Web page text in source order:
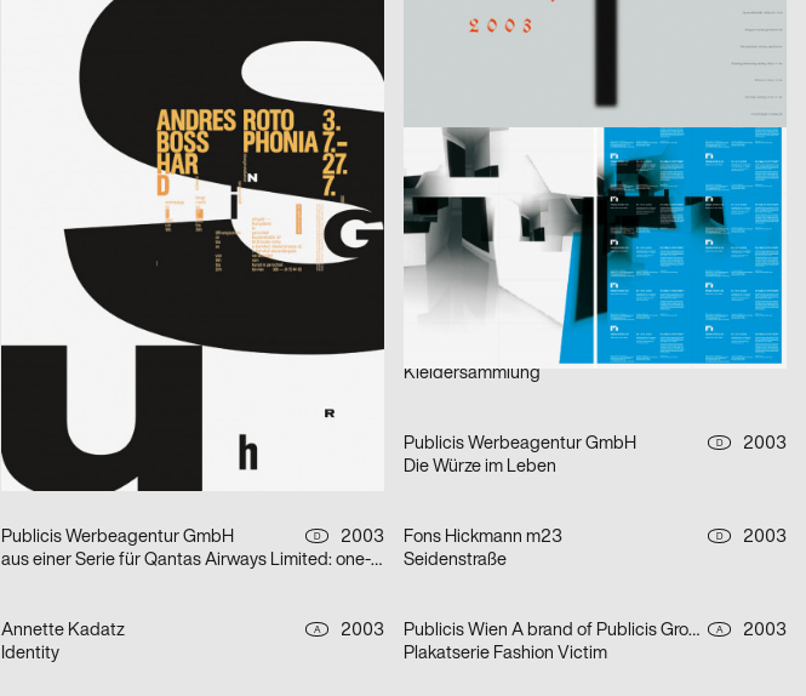
cyan (Daniela Haufe + Detlef Fiedler)
2003
better days
2003
2003
Musica Viva Konzert 26.02.2003
i.de – Büro für Kommunikation D
2003
Mitra Tabrizian Jenseits der Grenzen
HardCase Design
2003
Paradies No. 5
Eleonore Bujatti
2003
Schicklgruber alias Adolf Hitler
Fons Hickmann m23
2003
Fons Hickmann m23
2003
Kleidersammlung
Fons Hickmann m23
Young and Social
Publicis Werbeagentur GmbH D
2003
Die Würze im Leben
Publicis Werbeagentur GmbH D
2003
aus einer Serie für Qantas Airways Limited: one-way
Fons Hickmann m23 D
2003
Seidenstraße
Annette Kadatz A
2003
Identity
Publicis Wien A brand of Publicis Group Austria A
2003
Plakatserie Fashion Victim